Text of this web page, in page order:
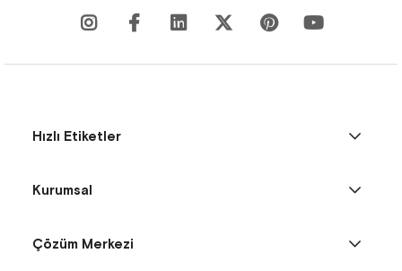
Hızlı Etiketler
Kurumsal
Çözüm Merkezi